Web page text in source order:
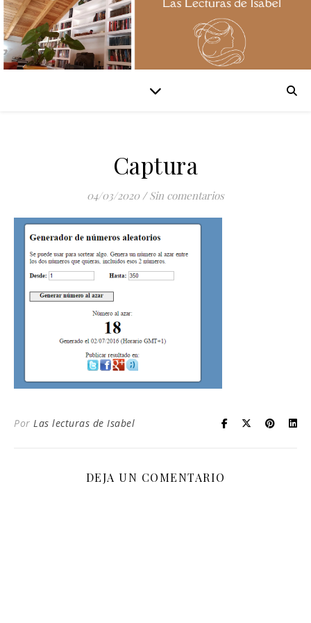
Captura
04/03/2020 / Sin comentarios
Por Las lecturas de Isabel
DEJA UN COMENTARIO